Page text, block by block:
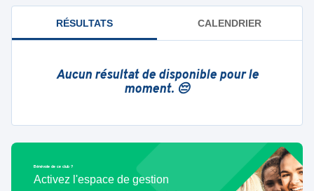
RÉSULTATS CALENDRIER
Aucun résultat de disponible pour le
moment. 😔
Bénévole de ce club ?
Activez l'espace de gestion